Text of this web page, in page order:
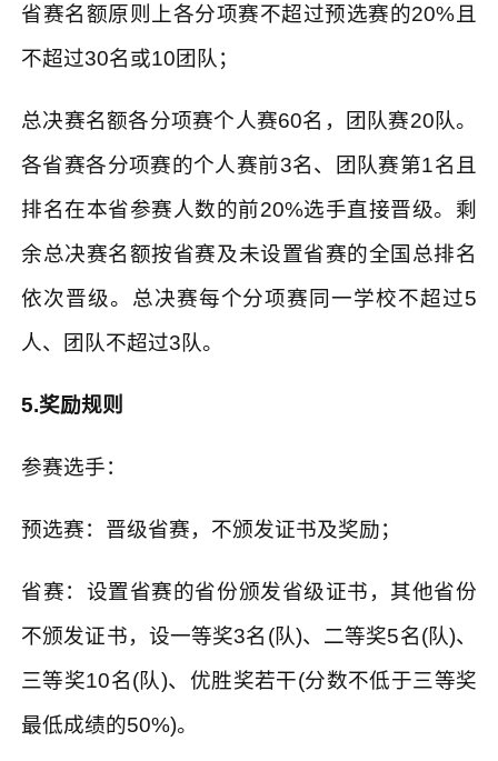
省赛名额原则上各分项赛不超过预选赛的20% 且
不超过30名或10团队；
总决赛名额各分项赛个人赛60名，团队赛20队。
各省赛各分项赛的个人赛前3名、团队赛第1名且
排名在本省参赛人数的前20%选手直接晋级。剩
余总决赛名额按省赛及未设置省赛的全国总排名
依次晋级。总决赛每个分项赛同一学校不超过5
人、团队不超过3队。
5.奖励规则
参赛选手：
预选赛：晋级省赛，不颁发证书及奖励；
省赛：设置省赛的省份颁发省级证书，其他省份
不颁发证书，设一等奖3名 (队)、二等奖5名(队)、
三等奖10名(队)、优胜奖若干(分数不低于三等奖
最低成绩的50%)。